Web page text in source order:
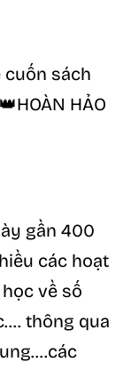
cuốn sách
HẢO
gần 400
các hoạt
về số
thông qua